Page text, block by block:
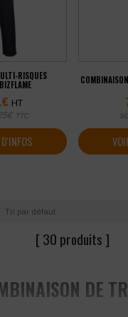
RISQUES
€ HT
€ TTC
[ 30 produits ]
DE